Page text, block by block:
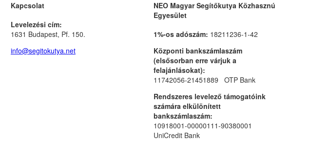
Kapcsolat
Levelezési cím:
1631 Budapest, Pf. 150.
info@segitokutya.net
NEO Magyar Segítőkutya Közhasznú
Egyesület
1%-os adószám: 18211236-1-42
Központi bankszámlaszám
(elsősorban erre várjuk a
felajánlásokat):
11742056-21451889 OTP Bank
Rendszeres levelező támogatóink
számára elkülönített
bankszámlaszám:
10918001-00000111-90380001
UniCredit Bank